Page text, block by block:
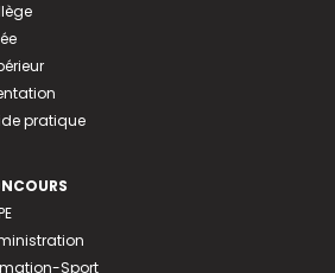
pratique
Sport